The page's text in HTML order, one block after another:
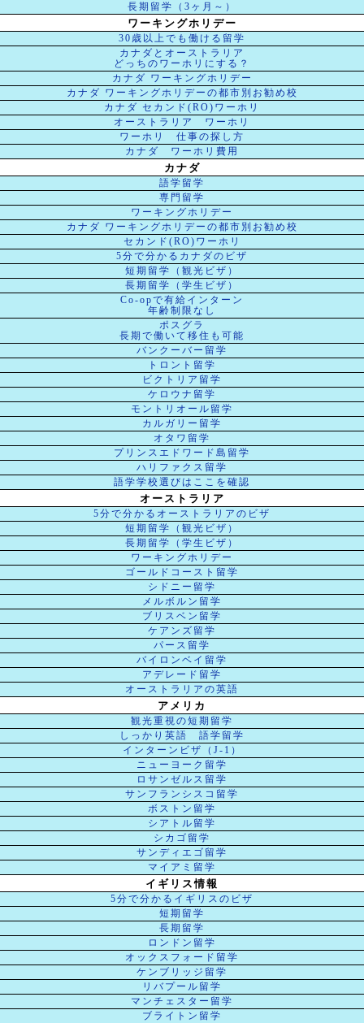
長期留学（3ヶ月～）
ワーキングホリデー
30歳以上でも働ける留学
カナダとオーストラリア
どっちのワーホリにする？
カナダ ワーキングホリデー
カナダ ワーキングホリデーの都市別お勧め校
カナダ セカンド(RO)ワーホリ
オーストラリア ワーホリ
ワーホリ 仕事の探し方
カナダ ワーホリ費用
カナダ
語学留学
専門留学
ワーキングホリデー
カナダ ワーキングホリデーの都市別お勧め校
セカンド(RO)ワーホリ
5分で分かるカナダのビザ
短期留学（観光ビザ）
長期留学（学生ビザ）
Co-opで有給インターン
年齢制限なし
ポスグラ
長期で働いて移住も可能
バンクーバー留学
トロント留学
ビクトリア留学
ケロウナ留学
モントリオール留学
カルガリー留学
オタワ留学
プリンスエドワード島留学
ハリファクス留学
語学学校選びはここを確認
オーストラリア
5分で分かるオーストラリアのビザ
短期留学（観光ビザ）
長期留学（学生ビザ）
ワーキングホリデー
ゴールドコースト留学
シドニー留学
メルボルン留学
ブリスベン留学
ケアンズ留学
パース留学
バイロンベイ留学
アデレード留学
オーストラリアの英語
アメリカ
観光重視の短期留学
しっかり英語 語学留学
インターンビザ（J-1）
ニューヨーク留学
ロサンゼルス留学
サンフランシスコ留学
ボストン留学
シアトル留学
シカゴ留学
サンディエゴ留学
マイアミ留学
イギリス情報
5分で分かるイギリスのビザ
短期留学
長期留学
ロンドン留学
オックスフォード留学
ケンブリッジ留学
リバプール留学
マンチェスター留学
ブライトン留学